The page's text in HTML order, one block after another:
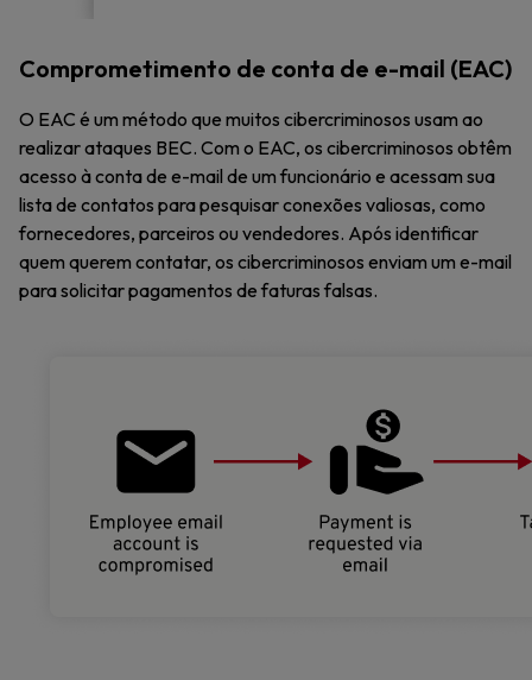
Comprometimento de conta de e-mail (EAC)
O EAC é um método que muitos cibercriminosos usam ao
realizar ataques BEC. Com o EAC, os cibercriminosos obtêm
acesso à conta de e-mail de um funcionário e acessam sua
lista de contatos para pesquisar conexões valiosas, como
fornecedores, parceiros ou vendedores. Após identificar
quem querem contatar, os cibercriminosos enviam um e-mail
para solicitar pagamentos de faturas falsas.